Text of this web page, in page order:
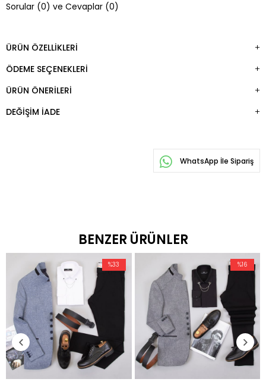
Sorular (0) ve Cevaplar (0)
ÜRÜN ÖZELLIKLERI
ÖDEME SEÇENEKLERI
ÜRÜN ÖNERILERI
DEĞIŞIM İADE
WhatsApp İle Sipariş
BENZER ÜRÜNLER
%33 %16